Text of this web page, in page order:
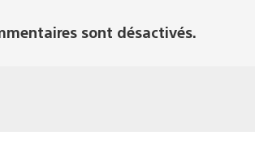
sont désactivés.